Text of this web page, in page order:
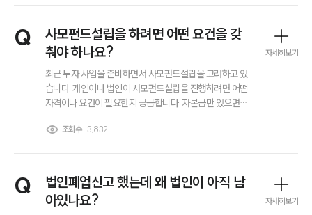
그룹소개
대륜의 강점
글로벌 파트너 로펌
고객의 소리
통합검색
AI대륜
주요 업무사례
Q
사모펀드설립을 하려면 어떤 요건을 갖
춰야 하나요?
최근 투자 사업을 준비하면서 사모펀드설립을 고려하고 있
습니다. 개인이나 법인이 사모펀드설립을 진행하려면 어떤
자격이나 요건이 필요한지 궁금합니다. 자본금만 있으면
갖춰야 하는지, 사모펀드설립 과정에서 필수적으로 확인해
조회수 3,832
자세히보기
Q
법인폐업신고 했는데 왜 법인이 아직 남
아있나요?
자세히보기